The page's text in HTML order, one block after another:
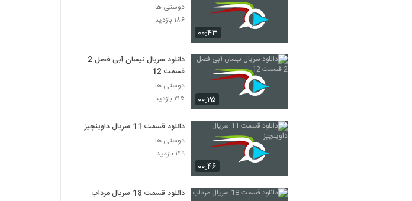
۰۰:۴۳
دوستی ها
۱۸۶ بازدید
۰۰:۲۵
دانلود سریال نیسان آبی فصل 2
قسمت 12
دوستی ها
۲۱۵ بازدید
۰۰:۴۶
دانلود قسمت 11 سریال داوینچیز
دوستی ها
۱۴۹ بازدید
دانلود قسمت 18 سریال مرداب